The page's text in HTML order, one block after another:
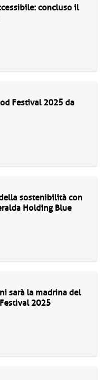
concluso il
Festival 2025 da
sostenibilità con
Holding Blue
sarà la madrina del
2025